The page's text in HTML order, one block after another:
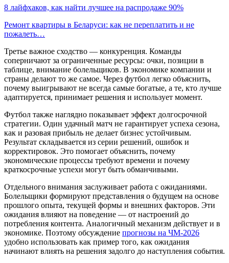
8 лайфхаков, как найти лучшее на распродаже 90%
Ремонт квартиры в Беларуси: как не переплатить и не
пожалеть…
Третье важное сходство — конкуренция. Команды
соперничают за ограниченные ресурсы: очки, позиции в
таблице, внимание болельщиков. В экономике компании и
страны делают то же самое. Через футбол легко объяснить,
почему выигрывают не всегда самые богатые, а те, кто лучше
адаптируется, принимает решения и использует момент.
Футбол также наглядно показывает эффект долгосрочной
стратегии. Один удачный матч не гарантирует успеха сезона,
как и разовая прибыль не делает бизнес устойчивым.
Результат складывается из серии решений, ошибок и
корректировок. Это помогает объяснить, почему
экономические процессы требуют времени и почему
краткосрочные успехи могут быть обманчивыми.
Отдельного внимания заслуживает работа с ожиданиями.
Болельщики формируют представления о будущем на основе
прошлого опыта, текущей формы и внешних факторов. Эти
ожидания влияют на поведение — от настроений до
потребления контента. Аналогичный механизм действует и в
экономике. Поэтому обсуждение прогнозы на ЧМ-2026
удобно использовать как пример того, как ожидания
начинают влиять на решения задолго до наступления события.